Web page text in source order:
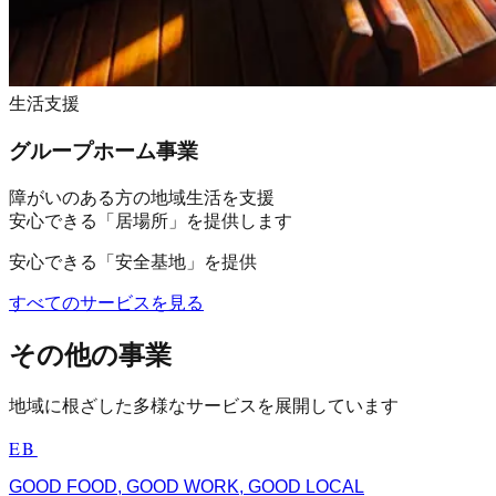
生活支援
グループホーム事業
障がいのある方の地域生活を支援
安心できる「居場所」を提供します
安心できる「安全基地」を提供
すべてのサービスを見る
その他の事業
地域に根ざした多様なサービスを展開しています
EB
GOOD FOOD, GOOD WORK, GOOD LOCAL